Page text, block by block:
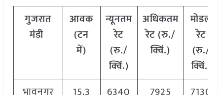
गुजरात
मंडी
आवक
(टन
में)
न्यूनतम
रेट
(रु./
क्विं.)
अधिकतम
रेट (रु./
क्विं.)
मोडल
रेट
(रु./
क्विं.)